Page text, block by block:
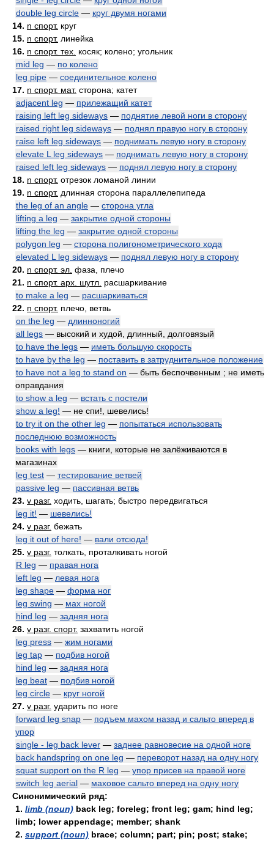
double leg circle — круг двумя ногами
14. n спорт. круг
15. n спорт. линейка
16. n спорт. тех. косяк; колено; угольник
mid leg — по колено
leg pipe — соединительное колено
17. n спорт. мат. сторона; катет
adjacent leg — прилежащий катет
raising left leg sideways — поднятие левой ноги в сторону
raised right leg sideways — поднял правую ногу в сторону
raise left leg sideways — поднимать левую ногу в сторону
elevate L leg sideways — поднимать левую ногу в сторону
raised left leg sideways — поднял левую ногу в сторону
18. n спорт. отрезок ломаной линии
19. n спорт. длинная сторона параллелепипеда
the leg of an angle — сторона угла
lifting a leg — закрытие одной стороны
lifting the leg — закрытие одной стороны
polygon leg — сторона полигонометрического хода
elevated L leg sideways — поднял левую ногу в сторону
20. n спорт. эл. фаза, плечо
21. n спорт. арх. шутл. расшаркивание
to make a leg — расшаркиваться
22. n спорт. плечо, ветвь
on the leg — длинноногий
all legs — высокий и худой, длинный, долговязый
to have the legs — иметь большую скорость
to have by the leg — поставить в затруднительное положение
to have not a leg to stand on — быть беспочвенным ; не иметь
оправдания
to show a leg — встать с постели
show a leg! — не спи!, шевелись!
to try it on the other leg — попытаться использовать
последнюю возможность
books with legs — книги, которые не залёживаются в
магазинах
leg test — тестирование ветвей
passive leg — пассивная ветвь
23. v разг. ходить, шагать; быстро передвигаться
leg it! — шевелись!
24. v разг. бежать
leg it out of here! — вали отсюда!
25. v разг. толкать, проталкивать ногой
R leg — правая нога
left leg — левая нога
leg shape — форма ног
leg swing — мах ногой
hind leg — задняя нога
26. v разг. спорт. захватить ногой
leg press — жим ногами
leg tap — подбив ногой
hind leg — задняя нога
leg beat — подбив ногой
leg circle — круг ногой
27. v разг. ударить по ноге
forward leg snap — подъем махом назад и сальто вперед в
упор
single - leg back lever — заднее равновесие на одной ноге
back handspring on one leg — переворот назад на одну ногу
squat support on the R leg — упор присев на правой ноге
switch leg aerial — маховое сальто вперед на одну ногу
Синонимический ряд:
1. limb (noun) back leg; foreleg; front leg; gam; hind leg;
limb; lower appendage; member; shank
2. support (noun) brace; column; part; pin; post; stake;